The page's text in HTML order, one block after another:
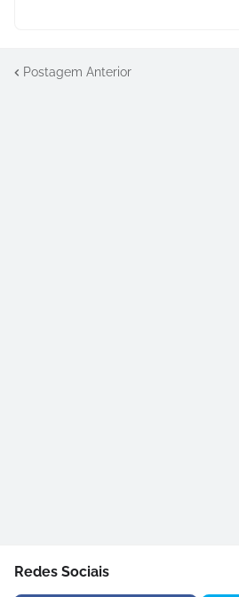
Postagem Anterior
Redes Sociais